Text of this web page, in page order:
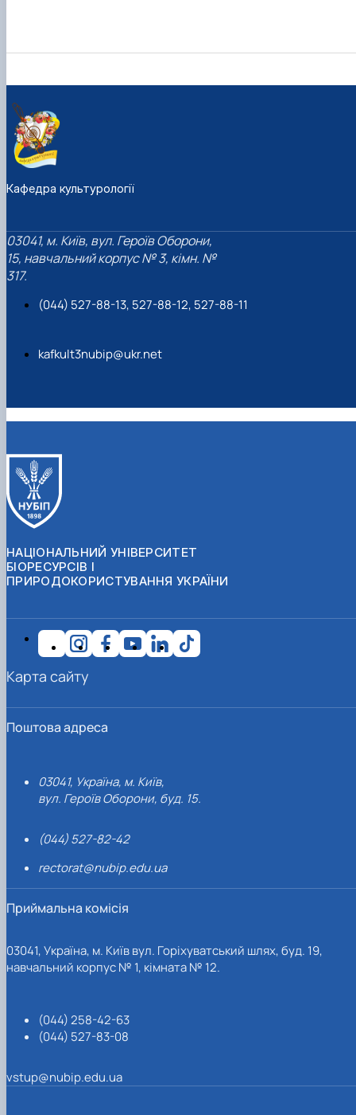
Кафедра культурології
03041, м. Київ, вул. Героїв Оборони,
15, навчальний корпус № 3, кімн. №
317.
(044) 527-88-13, 527-88-12, 527-88-11
kafkult3nubip@ukr.net
НАЦІОНАЛЬНИЙ УНІВЕРСИТЕТ
БІОРЕСУРСІВ І
ПРИРОДОКОРИСТУВАННЯ УКРАЇНИ
Поштова адреса
03041, Україна, м. Київ,
вул. Героїв Оборони, буд. 15.
(044) 527-82-42
rectorat@nubip.edu.ua
Приймальна комісія
03041, Україна, м. Київ вул. Горіхуватський шлях, буд. 19,
навчальний корпус № 1, кімната № 12.
(044) 258-42-63
(044) 527-83-08
vstup@nubip.edu.ua
Карта сайту